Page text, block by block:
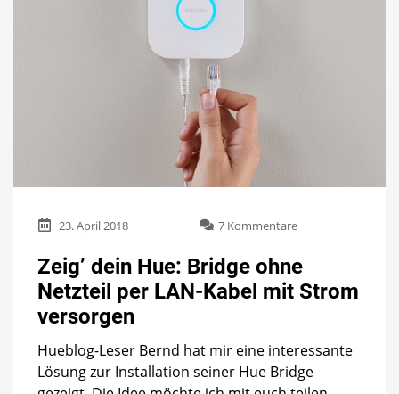
23. April 2018 7 Kommentarezu
dein
Hue:
Bridge
LAN-
Kabel
Zeig’ dein Hue: Bridge ohne
Netzteil per LAN-Kabel mit Strom
versorgen
Hueblog-Leser Bernd hat mir eine interessante
Lösung zur Installation seiner Hue Bridge